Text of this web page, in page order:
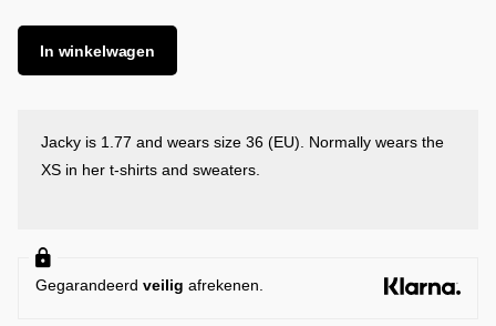
In winkelwagen
Jacky is 1.77 and wears size 36 (EU). Normally wears the
XS in her t-shirts and sweaters.
Gegarandeerdveilig afrekenen.